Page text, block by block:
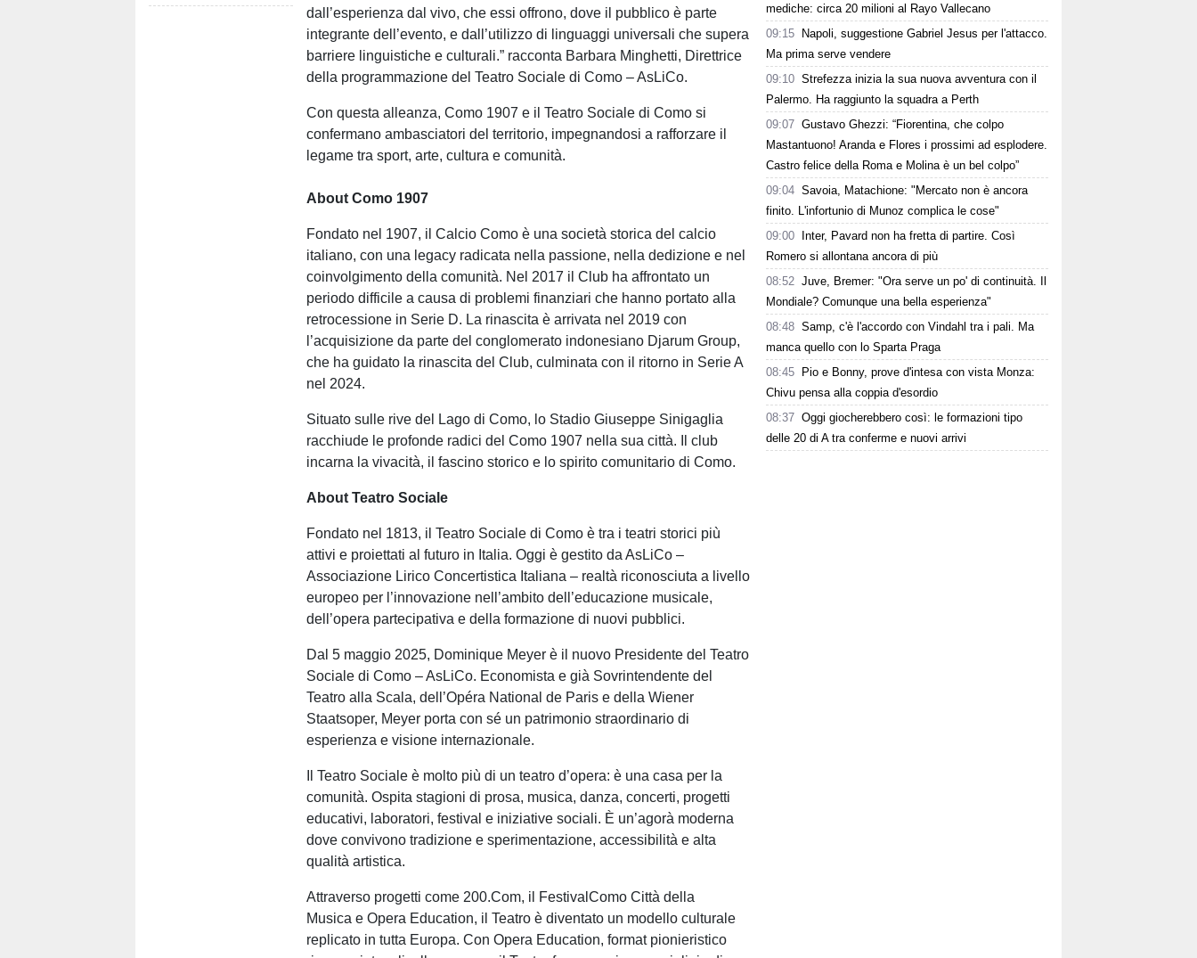
dall’esperienza dal vivo, che essi offrono, dove il pubblico è parte
integrante dell’evento, e dall’utilizzo di linguaggi universali che supera
barriere linguistiche e culturali.” racconta Barbara Minghetti, Direttrice
della programmazione del Teatro Sociale di Como – AsLiCo.
Con questa alleanza, Como 1907 e il Teatro Sociale di Como si
confermano ambasciatori del territorio, impegnandosi a rafforzare il
legame tra sport, arte, cultura e comunità.
About Como 1907
Fondato nel 1907, il Calcio Como è una società storica del calcio
italiano, con una legacy radicata nella passione, nella dedizione e nel
coinvolgimento della comunità. Nel 2017 il Club ha affrontato un
periodo difficile a causa di problemi finanziari che hanno portato alla
retrocessione in Serie D. La rinascita è arrivata nel 2019 con
l’acquisizione da parte del conglomerato indonesiano Djarum Group,
che ha guidato la rinascita del Club, culminata con il ritorno in Serie A
nel 2024.
Situato sulle rive del Lago di Como, lo Stadio Giuseppe Sinigaglia
racchiude le profonde radici del Como 1907 nella sua città. Il club
incarna la vivacità, il fascino storico e lo spirito comunitario di Como.
About Teatro Sociale
Fondato nel 1813, il Teatro Sociale di Como è tra i teatri storici più
attivi e proiettati al futuro in Italia. Oggi è gestito da AsLiCo –
Associazione Lirico Concertistica Italiana – realtà riconosciuta a livello
europeo per l’innovazione nell’ambito dell’educazione musicale,
dell’opera partecipativa e della formazione di nuovi pubblici.
Dal 5 maggio 2025, Dominique Meyer è il nuovo Presidente del Teatro
Sociale di Como – AsLiCo. Economista e già Sovrintendente del
Teatro alla Scala, dell’Opéra National de Paris e della Wiener
Staatsoper, Meyer porta con sé un patrimonio straordinario di
esperienza e visione internazionale.
Il Teatro Sociale è molto più di un teatro d’opera: è una casa per la
comunità. Ospita stagioni di prosa, musica, danza, concerti, progetti
educativi, laboratori, festival e iniziative sociali. È un’agorà moderna
dove convivono tradizione e sperimentazione, accessibilità e alta
qualità artistica.
Attraverso progetti come 200.Com, il FestivalComo Città della
Musica e Opera Education, il Teatro è diventato un modello culturale
replicato in tutta Europa. Con Opera Education, format pionieristico
mediche: circa 20 milioni al Rayo Vallecano
09:15
Napoli, suggestione Gabriel Jesus per l'attacco.
Ma prima serve vendere
09:10 Strefezza inizia la sua nuova avventura con il
Palermo. Ha raggiunto la squadra a Perth
09:07 Gustavo Ghezzi: “Fiorentina, che colpo
Mastantuono! Aranda e Flores i prossimi ad esplodere.
Castro felice della Roma e Molina è un bel colpo”
09:04 Savoia, Matachione: "Mercato non è ancora
finito. L'infortunio di Munoz complica le cose"
09:00
Inter, Pavard non ha fretta di partire. Così
Romero si allontana ancora di più
08:52 Juve, Bremer: "Ora serve un po' di continuità. Il
Mondiale? Comunque una bella esperienza"
08:48 Samp, c'è l'accordo con Vindahl tra i pali. Ma
manca quello con lo Sparta Praga
08:45
Pio e Bonny, prove d'intesa con vista Monza:
Chivu pensa alla coppia d'esordio
08:37 Oggi giocherebbero così: le formazioni tipo
delle 20 di A tra conferme e nuovi arrivi